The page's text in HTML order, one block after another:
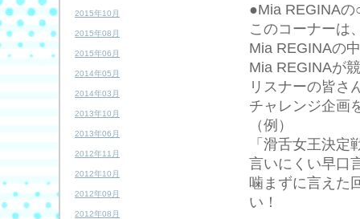
2015年10月
2015年08月
2015年06月
2014年05月
2014年03月
2013年10月
2013年06月
2012年11月
2012年10月
2012年09月
2012年08月
●Mia REGINA
このコーナーは
Mia REGINAの
Mia REGINAが
リスナーの皆さ
チャレンジ企画
（例）
「滑舌女王決定
言いにくい早口
噛まずに言えた
い！